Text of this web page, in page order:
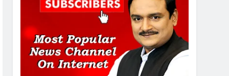
करने की मांग तेज
अमर शहीद ठाकुर रोशन सिंह के
नाम पर स्वरूप रानी नेहरू
चिकित्सालय का नामकरण करने